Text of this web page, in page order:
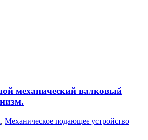
механический валковый
, Механическое подающее устройство